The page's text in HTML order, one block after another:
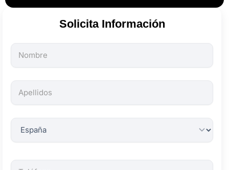
Solicita Información
Todos
los
son
obligatorios.